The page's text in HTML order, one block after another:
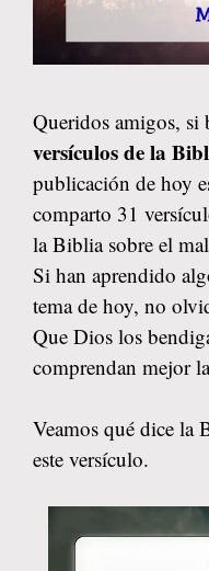
Queridos amigos, si
versículos de la
publicación de hoy
comparto 31
la Biblia sobre el
Si han aprendido
tema de hoy, no
Que Dios los
comprendan mejor
Veamos qué dice la
este versículo.